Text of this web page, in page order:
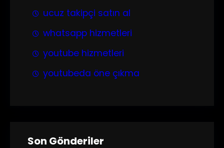
ucuz takipçi satın al
whatsapp hizmetleri
youtube hizmetleri
youtubeda öne çıkma
Son Gönderiler